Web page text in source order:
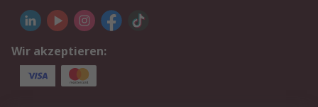
Wir akzeptieren: